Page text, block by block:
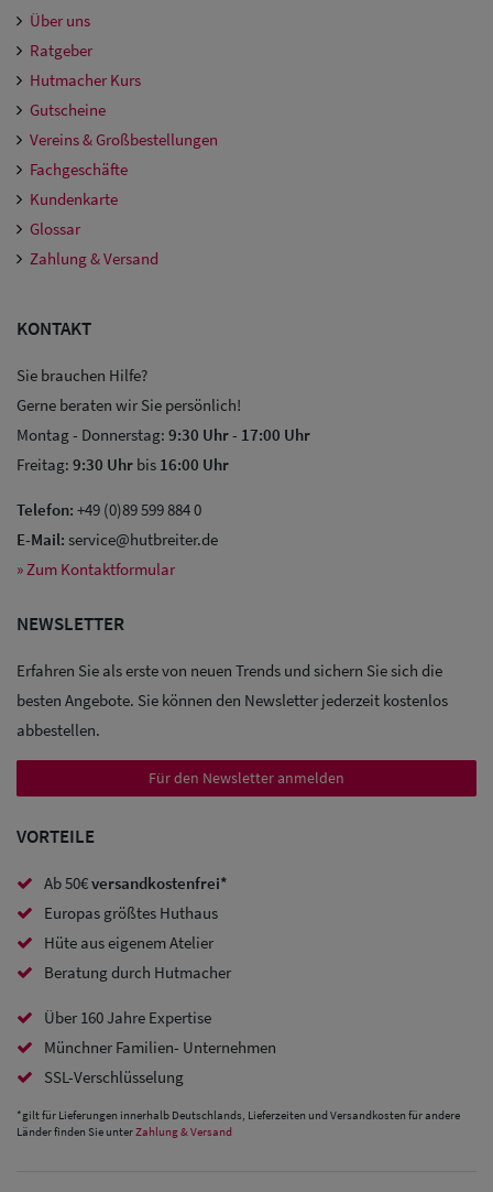
Sale:
Caps
Sale:
Trucker
Caps
Sale: Caps
Ohrenschutz
Über uns
Ratgeber
Hutmacher Kurs
Gutscheine
Vereins & Großbestellungen
Fachgeschäfte
Kundenkarte
Glossar
Zahlung & Versand
KONTAKT
Sie brauchen Hilfe?
Gerne beraten wir Sie persönlich!
Montag - Donnerstag: 9:30 Uhr- 17:00 Uhr
Freitag: 9:30 Uhr bis 16:00 Uhr
Telefon: +49 (0)89 599 884 0
E-Mail: service@hutbreiter.de
» Zum Kontaktformular
NEWSLETTER
Erfahren Sie als erste von neuen Trends und sichern Sie sich die
besten Angebote. Sie können den Newsletter jederzeit kostenlos
abbestellen.
Für den Newsletter anmelden
VORTEILE
Ab 50€versandkostenfrei*
Europas größtes Huthaus
Hüte aus eigenem Atelier
Beratung durch Hutmacher
Über 160 Jahre Expertise
Münchner Familien- Unternehmen
SSL-Verschlüsselung
*gilt für Lieferungen innerhalb Deutschlands, Lieferzeiten und Versandkosten für andere
Länder finden Sie unterZahlung & Versand